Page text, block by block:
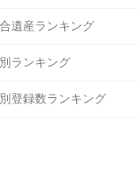
遺産ランキング
ランキング
登録数ランキング